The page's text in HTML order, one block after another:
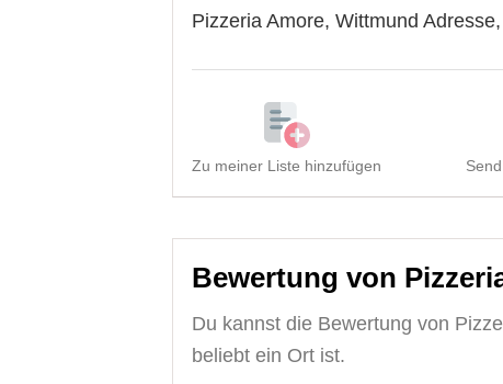
Pizzeria Amore, Wittmund
Zu meiner Liste hinzufügen
Bewertung von
Du kannst die Bewertung von
beliebt ein Ort ist.